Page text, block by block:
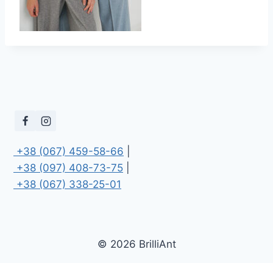
+38 (067) 459-58-66
+38 (097) 408-73-75
+38 (067) 338-25-01
© 2026 BrilliAnt